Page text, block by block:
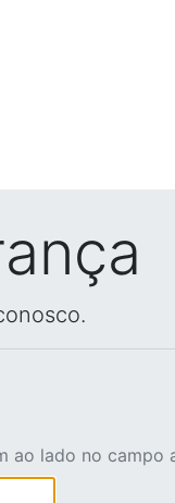
ao lado no campo